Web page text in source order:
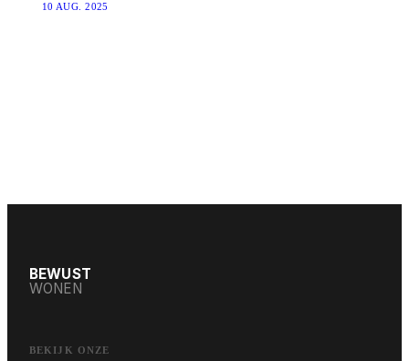
10 AUG. 2025
BEWUST
WONEN
BEKIJK ONZE